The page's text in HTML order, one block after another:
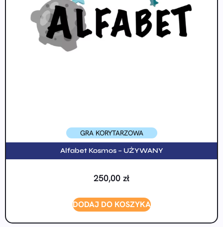
GRA KORYTARZOWA
Alfabet Kosmos – UŻYWANY
250,00 zł
DODAJ DO KOSZYKA